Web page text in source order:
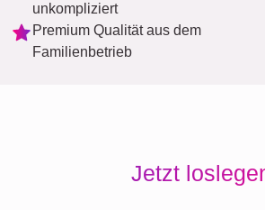
unkompliziert
Premium Qualität aus dem
Familienbetrieb
Jetzt